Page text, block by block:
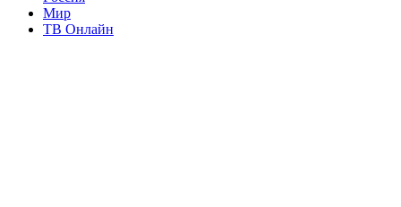
Мир
ТВ Онлайн